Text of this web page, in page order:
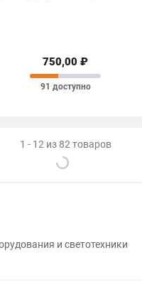
750,00 ₽
91 доступно
1 - 12 из 82 товаров
и светотехники